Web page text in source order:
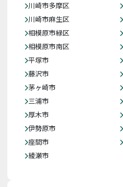
川崎市多摩区
川崎市麻生区
相模原市緑区
相模原市南区
平塚市
藤沢市
茅ヶ崎市
三浦市
厚木市
伊勢原市
座間市
綾瀬市